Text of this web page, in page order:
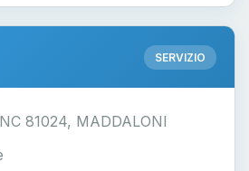
SERVIZIO
81024, MADDALONI